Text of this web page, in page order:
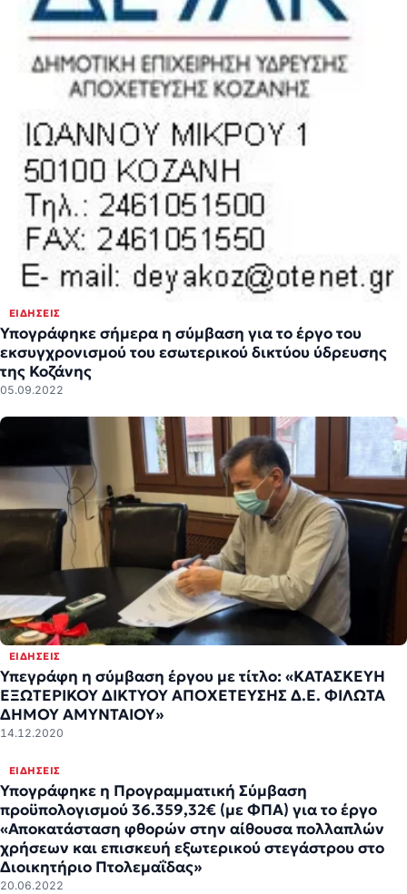
ΕΙΔΉΣΕΙΣ
Υπογράφηκε σήμερα η σύμβαση για το έργο του
εκσυγχρονισμού του εσωτερικού δικτύου ύδρευσης
της Κοζάνης
05.09.2022
ΕΙΔΉΣΕΙΣ
Υπεγράφη η σύμβαση έργου με τίτλο: «ΚΑΤΑΣΚΕΥΗ
ΕΞΩΤΕΡΙΚΟΥ ΔΙΚΤΥΟΥ ΑΠΟΧΕΤΕΥΣΗΣ Δ.Ε. ΦΙΛΩΤΑ
ΔΗΜΟΥ ΑΜΥΝΤΑΙΟΥ»
14.12.2020
ΕΙΔΉΣΕΙΣ
Υπογράφηκε η Προγραμματική Σύμβαση
προϋπολογισμού 36.359,32€ (με ΦΠΑ) για το έργο
«Αποκατάσταση φθορών στην αίθουσα πολλαπλών
χρήσεων και επισκευή εξωτερικού στεγάστρου στο
Διοικητήριο Πτολεμαΐδας»
20.06.2022